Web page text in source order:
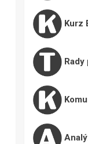
Kurz
Rady